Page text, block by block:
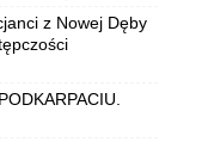
z Nowej Dęby